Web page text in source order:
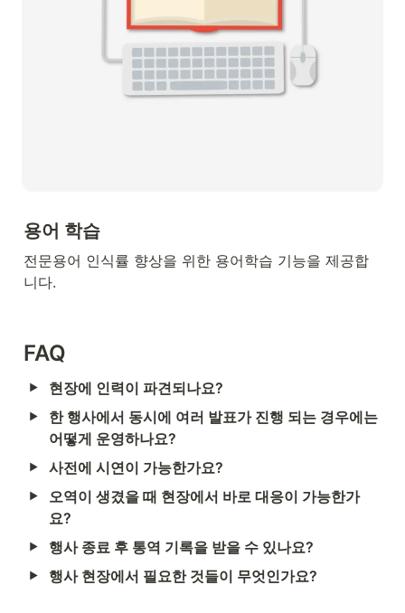
용어 학습
전문용어 인식률 향상을 위한 용어학습 기능을 제공합
니다.
FAQ
현장에 인력이 파견되나요?
한 행사에서 동시에 여러 발표가 진행 되는 경우에는
어떻게 운영하나요?
사전에 시연이 가능한가요?
오역이 생겼을 때 현장에서 바로 대응이 가능한가
요?
행사 종료 후 통역 기록을 받을 수 있나요?
행사 현장에서 필요한 것들이 무엇인가요?